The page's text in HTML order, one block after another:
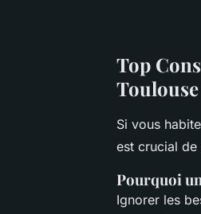
Top
Toulouse
Si vous
est crucial
Pourquoi
Ignorer les